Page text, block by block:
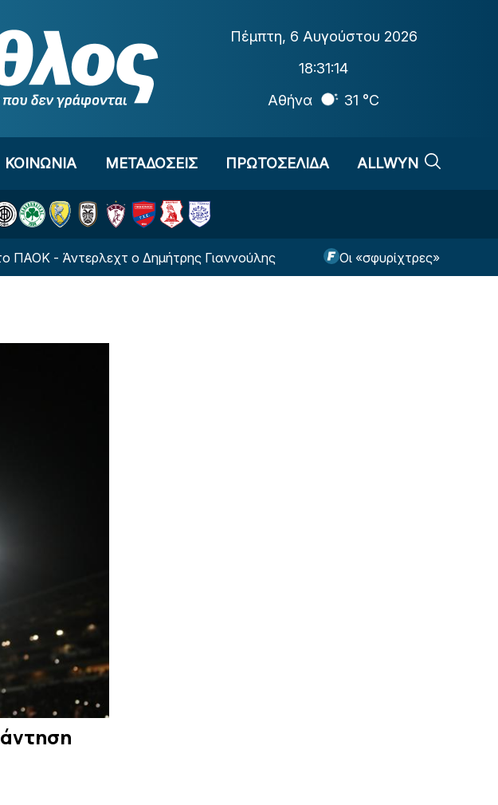
Πέμπτη, 6 Αυγούστου 2026
18:31:15
Αθήνα
31 °C
ΚΟΙΝΩΝΙΑ ΜΕΤΑΔΟΣΕΙΣ ΠΡΩΤΟΣΕΛΙΔΑ ALLWYN
Άντερλεχτ ο Δημήτρης Γιαννούλης Οι «σφυρίχτρες» στο Άντερλεχτ